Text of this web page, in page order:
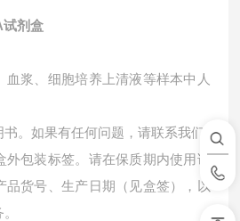
试剂盒
血浆、细胞培养上清液等样本中 人
。如果有任何问题，请联系我们
外包装标签。请在保质期内使用试
品货号、生产日期（见盒签），以